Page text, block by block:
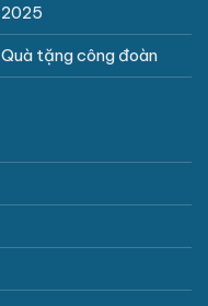
2025
Quà tặng công đoàn